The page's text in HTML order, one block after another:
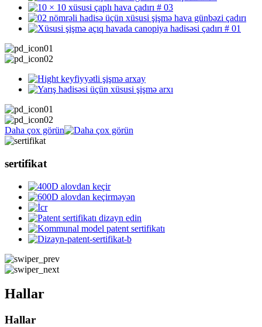
Daha çox görün
sertifikat
Hallar
Hallar